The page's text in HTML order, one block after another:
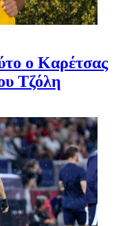
ο Καρέτσας
Τζόλη